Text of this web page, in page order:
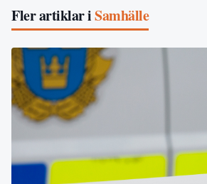
Fler artiklar iSamhälle